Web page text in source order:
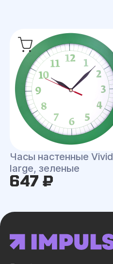
Часы настенные Vivid
large, зеленые
647 ₽